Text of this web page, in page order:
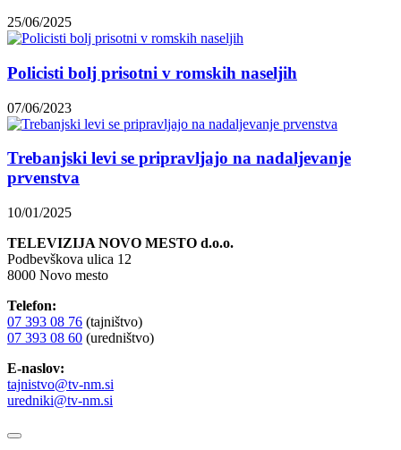
25/06/2025
Policisti bolj prisotni v romskih naseljih
07/06/2023
Trebanjski levi se pripravljajo na nadaljevanje
prvenstva
10/01/2025
TELEVIZIJA NOVO MESTO d.o.o.
Podbevškova ulica 12
8000 Novo mesto
Telefon:
07 393 08 76 (tajništvo)
07 393 08 60 (uredništvo)
E-naslov:
tajnistvo@tv-nm.si
uredniki@tv-nm.si